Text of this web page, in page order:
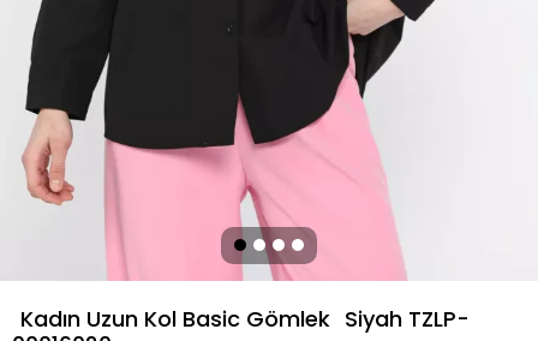
Kadın Uzun Kol Basic Gömlek Siyah TZLP-